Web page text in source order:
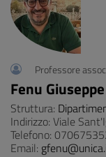
Professore
Fenu Giuseppe
Struttura:
Indirizzo: Viale
Telefono:
Email: